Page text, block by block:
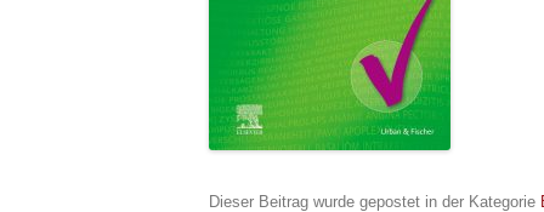
Dieser Beitrag wurde gepostet in der Kategorie